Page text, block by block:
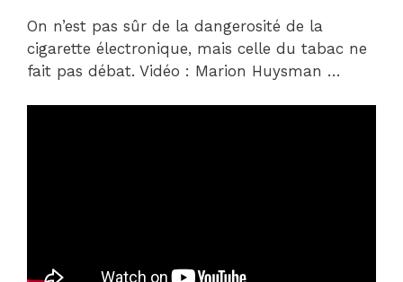
On n’est pas sûr de la dangerosité de la
cigarette électronique, mais celle du tabac ne
fait pas débat. Vidéo : Marion Huysman …